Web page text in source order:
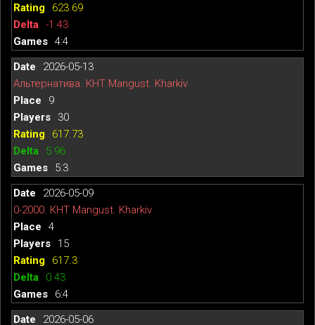
623.69
-1.43
4:4
2026-05-13
Альтернатива. КНТ Mangust. Kharkiv
9
30
617.73
5.96
5:3
2026-05-09
0-2000. КНТ Mangust. Kharkiv
4
15
617.3
0.43
6:4
2026-05-06